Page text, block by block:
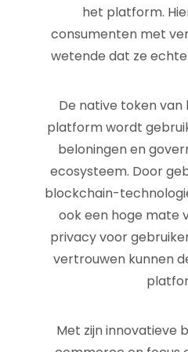
het platform.
consumenten met
wetende dat ze
De native token
platform wordt
beloningen en
ecosysteem. Door
blockchain-
ook een hoge mate
privacy voor
vertrouwen kunnen
Met zijn innovatieve